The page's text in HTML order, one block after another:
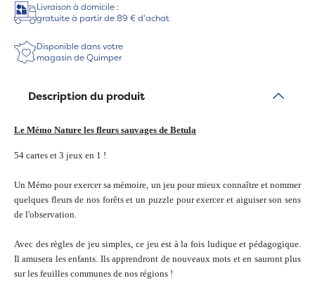
Livraison à domicile :
gratuite à partir de 89 € d'achat
Disponible dans votre
magasin de Quimper
Description du produit
Le Mémo Nature les fleurs sauvages de Betula
54 cartes et 3 jeux en 1 !
Un Mémo pour exercer sa mémoire, un jeu pour mieux connaître et nommer
quelques fleurs de nos forêts et un puzzle pour exercer et aiguiser son sens
de l'observation.
Avec des règles de jeu simples, ce jeu est à la fois ludique et pédagogique.
Il amusera les enfants. Ils apprendront de nouveaux mots et en sauront plus
sur les feuilles communes de nos régions !